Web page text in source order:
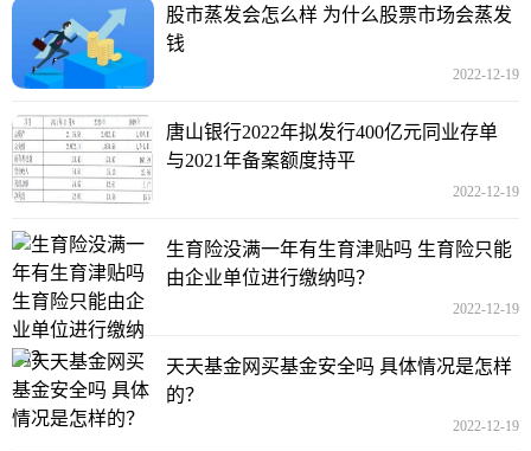
股市蒸发会怎么样 为什么股票市场会蒸发
钱
2022-12-19
唐山银行2022年拟发行400亿元同业存单
与2021年备案额度持平
2022-12-19
生育险没满一年有生育津贴吗 生育险只能
由企业单位进行缴纳吗？
2022-12-19
天天基金网买基金安全吗 具体情况是怎样
的？
2022-12-19